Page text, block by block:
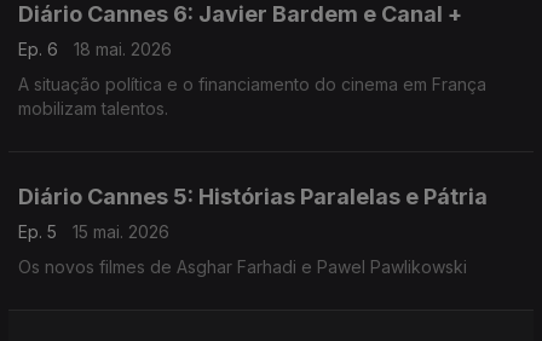
Diário Cannes 6: Javier Bardem e Canal +
Ep. 6
18 mai. 2026
A situação política e o financiamento do cinema em França
mobilizam talentos.
Diário Cannes 5: Histórias Paralelas e Pátria
Ep. 5
15 mai. 2026
Os novos filmes de Asghar Farhadi e Pawel Pawlikowski